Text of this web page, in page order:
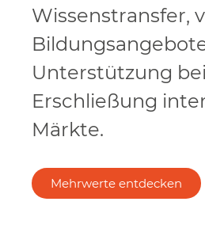
Wissenstransfer,
Unterstützung
Erschließung
Märkte.
Mehrwerte entdecken